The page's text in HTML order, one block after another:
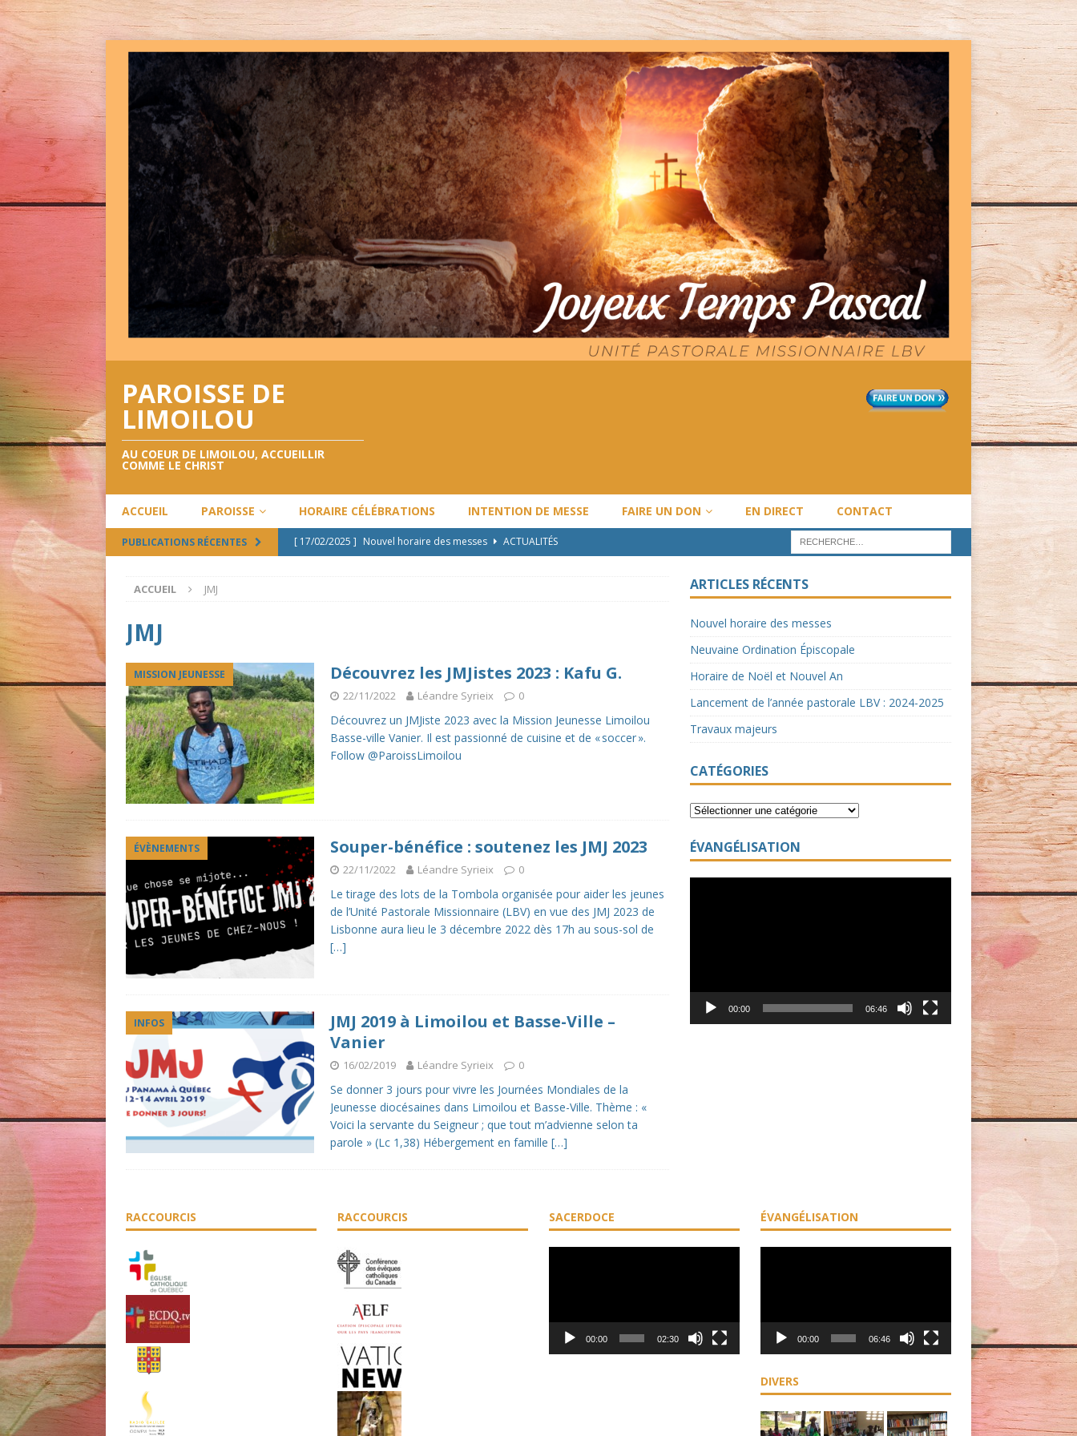
PAROISSE DE
LIMOILOU
AU COEUR DE LIMOILOU, ACCUEILLIR
COMME LE CHRIST
ACCUEIL PAROISSE HORAIRE CÉLÉBRATIONS INTENTION DE MESSE FAIRE UN DON EN DIRECT CONTACT
PUBLICATIONS RÉCENTES [ 17/02/2025 ] Nouvel horaire des messes
ACTUALITÉS
ACCUEIL JMJ
JMJ
MISSION JEUNESSE Découvrez les JMJistes 2023 : Kafu G.
22/11/2022 Léandre Syrieix 0
Découvrez un JMJiste 2023 avec la Mission Jeunesse Limoilou
Basse-ville Vanier. Il est passionné de cuisine et de « soccer ».
Follow @ParoissLimoilou
ÉVÈNEMENTS Souper-bénéfice : soutenez les JMJ 2023
22/11/2022 Léandre Syrieix 0
Le tirage des lots de la Tombola organisée pour aider les jeunes
de l’Unité Pastorale Missionnaire (LBV) en vue des JMJ 2023 de
Lisbonne aura lieu le 3 décembre 2022 dès 17h au sous-sol de
[…]
INFOS
JMJ 2019 à Limoilou et Basse-Ville –
Vanier
16/02/2019 Léandre Syrieix 0
Se donner 3 jours pour vivre les Journées Mondiales de la
Jeunesse diocésaines dans Limoilou et Basse-Ville. Thème : «
Voici la servante du Seigneur ; que tout m’advienne selon ta
parole » (Lc 1,38) Hébergement en famille […]
ARTICLES RÉCENTS
Nouvel horaire des messes
Neuvaine Ordination Épiscopale
Horaire de Noël et Nouvel An
Lancement de l’année pastorale LBV : 2024-2025
Travaux majeurs
CATÉGORIES
ÉVANGÉLISATION
00:00 06:46
RACCOURCIS RACCOURCIS SACERDOCE
00:00 02:30
ÉVANGÉLISATION
00:00 06:46
DIVERS